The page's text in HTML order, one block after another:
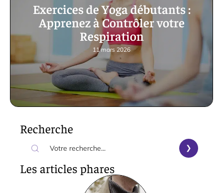
Exercices de Yoga débutants :
Apprenez à Contrôler votre
Respiration
11 mars 2026
Recherche
Les articles phares